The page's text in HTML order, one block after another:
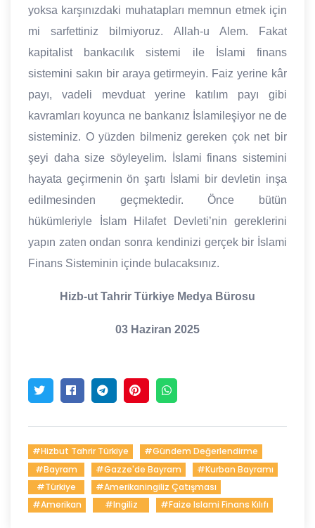
yoksa karşınızdaki muhatapları memnun etmek için
mi sarfettiniz bilmiyoruz. Allah-u Alem. Fakat
kapitalist bankacılık sistemi ile İslami finans
sistemini sakın bir araya getirmeyin. Faiz yerine kâr
payı, vadeli mevduat yerine katılım payı gibi
kavramları koyunca ne bankanız İslamileşiyor ne de
sisteminiz. O yüzden bilmeniz gereken çok net bir
şeyi daha size söyleyelim. İslami finans sistemini
hayata geçirmenin ön şartı İslami bir devletin inşa
edilmesinden geçmektedir. Önce bütün
hükümleriyle İslam Hilafet Devleti’nin gereklerini
yapın zaten ondan sonra kendinizi gerçek bir İslami
Finans Sisteminin içinde bulacaksınız.
Hizb-ut Tahrir Türkiye Medya Bürosu
03 Haziran 2025
#hizbut Tahrir Türkiye
#gündem Değerlendirme
#bayram
#gazze'de Bayram
#kurban Bayramı
#türkiye
#amerikaningiliz Çatışması
#amerikan
#ingiliz #faize Islami Finans Kılıfı